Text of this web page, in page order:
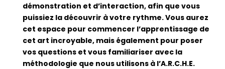
démonstration et d’interaction, afin que vous
puissiez la découvrir à votre rythme. Vous aurez
cet espace pour commencer l’apprentissage de
cet art incroyable, mais également pour poser
vos questions et vous familiariser avec la
méthodologie que nous utilisons à l’A.R.C.H.E.